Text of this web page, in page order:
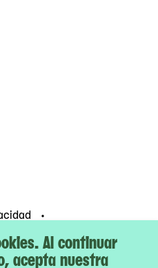
Al continuar
acepta nuestra